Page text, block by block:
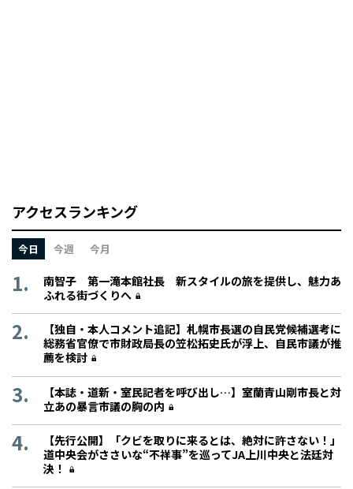
アクセスランキング
今日 今週 今月
南智子 第一滝本館社長 新スタイルの旅を提供し、魅力あ
ふれる街づくりへ
【独自・本人コメント追記】札幌市長選の自民党候補選考に
総務省官僚で市財政局長の笠松拓史氏が浮上、自民市議が推
薦を検討
【本誌・道新・室民記者を呼び出し…】室蘭青山剛市長と対
立あの暴言市議の胸の内
【先行公開】「クビを取りに来るとは、絶対に許さない！」
道中央会がささいな“不祥事”を巡ってJA上川中央と法廷対
決！